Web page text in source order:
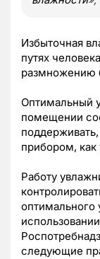
Избыточная
путях
размножению
Оптимальный
помещении
прибором, как
Работу
оптимального
следующие